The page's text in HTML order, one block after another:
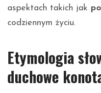
aspektach takich jak
codziennym życiu.
Etymologia
duchowe